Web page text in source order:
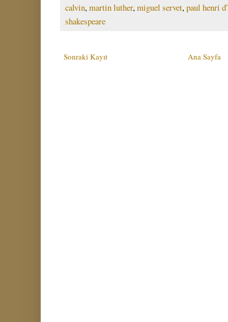
calvin,martin luther,miguel servet,paul henri
shakespeare
Sonraki Kayıt Ana Sayfa